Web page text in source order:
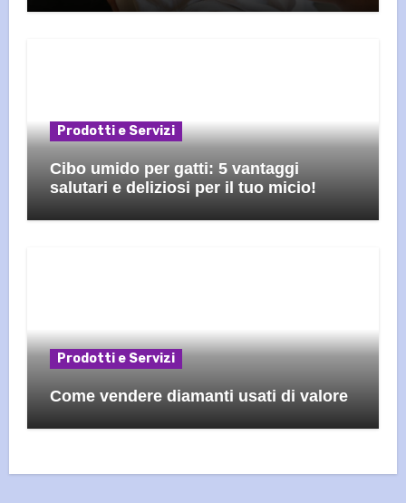
Prodotti e Servizi
Cibo umido per gatti: 5 vantaggi
salutari e deliziosi per il tuo micio!
Prodotti e Servizi
Come vendere diamanti usati di valore